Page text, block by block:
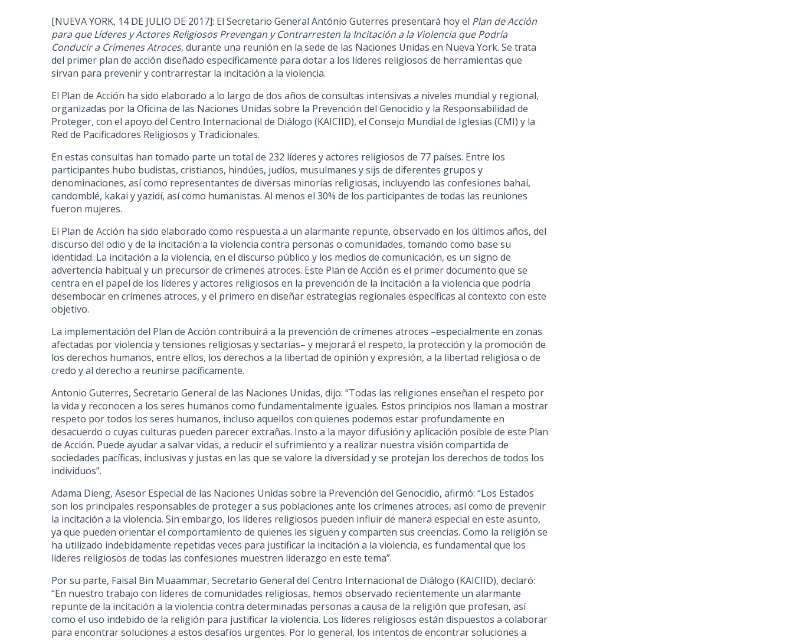
[NUEVA YORK, 14 DE JULIO DE 2017]: El Secretario General António Guterres presentará hoy el Plan de Acción
para que Líderes y Actores Religiosos Prevengan y Contrarresten la Incitación a la Violencia que Podría
Conducir a Crímenes Atroces, durante una reunión en la sede de las Naciones Unidas en Nueva York. Se trata
del primer plan de acción diseñado específicamente para dotar a los líderes religiosos de herramientas que
sirvan para prevenir y contrarrestar la incitación a la violencia.
El Plan de Acción ha sido elaborado a lo largo de dos años de consultas intensivas a niveles mundial y regional,
organizadas por la Oficina de las Naciones Unidas sobre la Prevención del Genocidio y la Responsabilidad de
Proteger, con el apoyo del Centro Internacional de Diálogo (KAICIID), el Consejo Mundial de Iglesias (CMI) y la
Red de Pacificadores Religiosos y Tradicionales.
En estas consultas han tomado parte un total de 232 líderes y actores religiosos de 77 países. Entre los
participantes hubo budistas, cristianos, hindúes, judíos, musulmanes y sijs de diferentes grupos y
denominaciones, así como representantes de diversas minorías religiosas, incluyendo las confesiones bahaí,
candomblé, kakai y yazidí, así como humanistas. Al menos el 30% de los participantes de todas las reuniones
fueron mujeres.
El Plan de Acción ha sido elaborado como respuesta a un alarmante repunte, observado en los últimos años, del
discurso del odio y de la incitación a la violencia contra personas o comunidades, tomando como base su
identidad. La incitación a la violencia, en el discurso público y los medios de comunicación, es un signo de
advertencia habitual y un precursor de crímenes atroces. Este Plan de Acción es el primer documento que se
centra en el papel de los líderes y actores religiosos en la prevención de la incitación a la violencia que podría
desembocar en crímenes atroces, y el primero en diseñar estrategias regionales específicas al contexto con este
objetivo.
La implementación del Plan de Acción contribuirá a la prevención de crímenes atroces –especialmente en zonas
afectadas por violencia y tensiones religiosas y sectarias– y mejorará el respeto, la protección y la promoción de
los derechos humanos, entre ellos, los derechos a la libertad de opinión y expresión, a la libertad religiosa o de
credo y al derecho a reunirse pacíficamente.
Antonio Guterres, Secretario General de las Naciones Unidas, dijo: “Todas las religiones enseñan el respeto por
la vida y reconocen a los seres humanos como fundamentalmente iguales. Estos principios nos llaman a mostrar
respeto por todos los seres humanos, incluso aquellos con quienes podemos estar profundamente en
desacuerdo o cuyas culturas pueden parecer extrañas. Insto a la mayor difusión y aplicación posible de este Plan
de Acción. Puede ayudar a salvar vidas, a reducir el sufrimiento y a realizar nuestra visión compartida de
sociedades pacíficas, inclusivas y justas en las que se valore la diversidad y se protejan los derechos de todos los
individuos”.
Adama Dieng, Asesor Especial de las Naciones Unidas sobre la Prevención del Genocidio, afirmó: “Los Estados
son los principales responsables de proteger a sus poblaciones ante los crímenes atroces, así como de prevenir
la incitación a la violencia. Sin embargo, los líderes religiosos pueden influir de manera especial en este asunto,
ya que pueden orientar el comportamiento de quienes les siguen y comparten sus creencias. Como la religión se
ha utilizado indebidamente repetidas veces para justificar la incitación a la violencia, es fundamental que los
líderes religiosos de todas las confesiones muestren liderazgo en este tema”.
Por su parte, Faisal Bin Muaammar, Secretario General del Centro Internacional de Diálogo (KAICIID), declaró:
“En nuestro trabajo con líderes de comunidades religiosas, hemos observado recientemente un alarmante
repunte de la incitación a la violencia contra determinadas personas a causa de la religión que profesan, así
como el uso indebido de la religión para justificar la violencia. Los líderes religiosos están dispuestos a colaborar
para encontrar soluciones a estos desafíos urgentes. Por lo general, los intentos de encontrar soluciones a